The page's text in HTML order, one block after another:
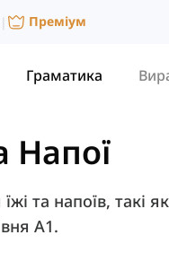
| Преміум
Граматика
Напої
та напоїв, такі
A1.